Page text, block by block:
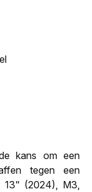
kans om een
tegen een
13" (2024), M3,